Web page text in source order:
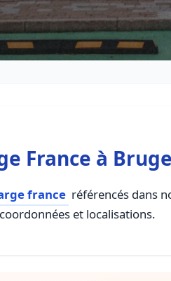
France à
france référencés dans
et localisations.